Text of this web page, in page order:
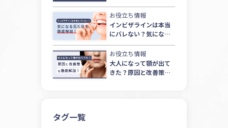
お役立ち情報
インビザラインは本当
にバレない？気になる
お役立ち情報
大人になって顎が出て
きた？原因と改善策を
タグ一覧